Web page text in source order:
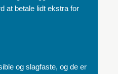
at betale lidt ekstra for
og slagfaste, og de er